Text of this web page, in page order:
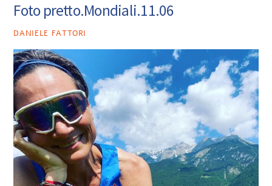
Foto pretto.Mondiali.11.06
DANIELE FATTORI